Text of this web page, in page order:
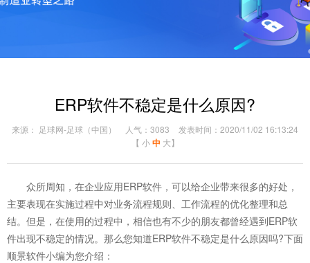
ERP软件不稳定是什么原因?
来源： 足球网-足球（中国） 人气：3083
发表时间：2020/11/02 16:13:24
【 小 中 大】
众所周知，在企业应用ERP软件，可以给企业带来很多的好处，
主要表现在实施过程中对业务流程规则、工作流程的优化整理和总
结。但是，在使用的过程中，相信也有不少的朋友都曾经遇到ERP软
件出现不稳定的情况。那么您知道ERP软件不稳定是什么原因吗?下面
顺景软件小编为您介绍：